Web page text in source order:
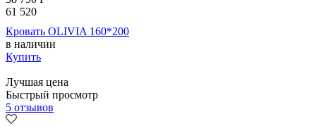
61 520
Кровать OLIVIA 160*200
в наличии
Купить
Лучшая цена
Быстрый просмотр
5 отзывов